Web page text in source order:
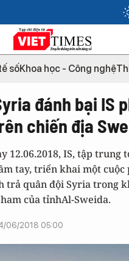
sốKhoa học - Công nghệ
đánh bại IS
chiến địa
12.06.2018, IS, tập trung
tay, triển khai một cuộc
trả quân đội Syria trong
của tỉnhAl-Sweida.
06/2018 05:00